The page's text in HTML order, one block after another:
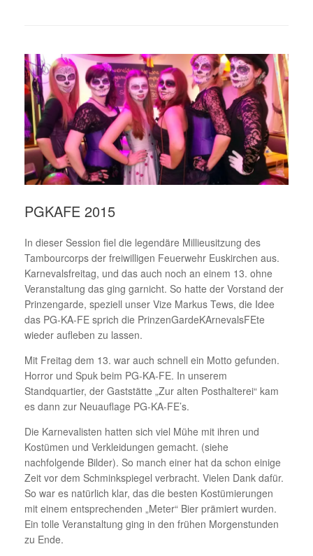
PGKAFE 2015
In dieser Session fiel die legendäre Millieusitzung des
Tambourcorps der freiwilligen Feuerwehr Euskirchen aus.
Karnevalsfreitag, und das auch noch an einem 13. ohne
Veranstaltung das ging garnicht. So hatte der Vorstand der
Prinzengarde, speziell unser Vize Markus Tews, die Idee
das PG-KA-FE sprich die PrinzenGardeKArnevalsFEte
wieder aufleben zu lassen.
Mit Freitag dem 13. war auch schnell ein Motto gefunden.
Horror und Spuk beim PG-KA-FE. In unserem
Standquartier, der Gaststätte „Zur alten Posthalterei“ kam
es dann zur Neuauflage PG-KA-FE’s.
Die Karnevalisten hatten sich viel Mühe mit ihren und
Kostümen und Verkleidungen gemacht. (siehe
nachfolgende Bilder). So manch einer hat da schon einige
Zeit vor dem Schminkspiegel verbracht. Vielen Dank dafür.
So war es natürlich klar, das die besten Kostümierungen
mit einem entsprechenden „Meter“ Bier prämiert wurden.
Ein tolle Veranstaltung ging in den frühen Morgenstunden
zu Ende.